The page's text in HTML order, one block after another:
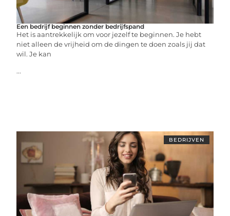
Een bedrijf beginnen zonder bedrijfspand
Het is aantrekkelijk om voor jezelf te beginnen. Je hebt
niet alleen de vrijheid om de dingen te doen zoals jij dat
wil. Je kan
...
BEDRIJVEN